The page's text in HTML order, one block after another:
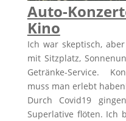
Auto-
Kino
Ich war skeptisch,
mit Sitzplatz,
Getränke-Service.
muss man erlebt
Durch Covid19
Superlative flöten. Ich